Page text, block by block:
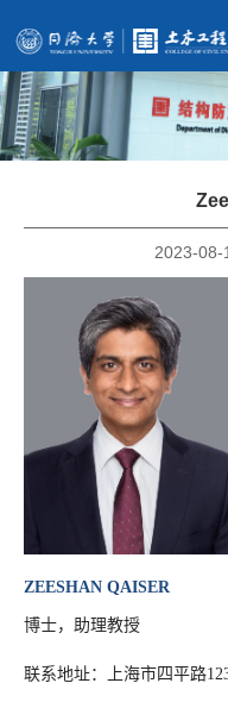
2023-08-
ZEESHAN QAISER
博士，助理教授
联系地址：上海市四平路